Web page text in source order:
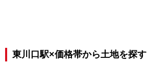
東川口駅×価格帯から土地を探す